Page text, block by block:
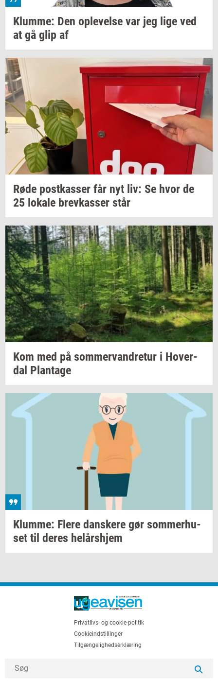
Klum­me: Den op­le­vel­se var jeg lige ved
at gå glip af
Røde po­st­kas­ser får nyt liv: Se hvor de
25 lo­ka­le brev­kas­ser står
Kom med på som­mer­van­dre­tur i Ho­ver­
dal Plan­ta­ge
Klum­me: Flere dan­ske­re gør som­mer­hu­
set til deres helårs­hjem
Privatlivs- og cookie-politik
Cookieindstillinger
Tilgængelighedserklæring